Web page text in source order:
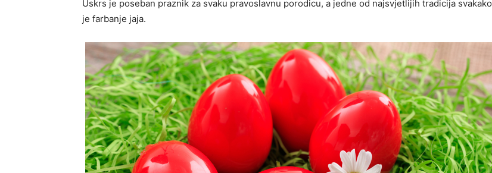
Uskrs je poseban praznik za svaku pravoslavnu porodicu, a jedne od najsvjetlijih tradicija svakako
je farbanje jaja.